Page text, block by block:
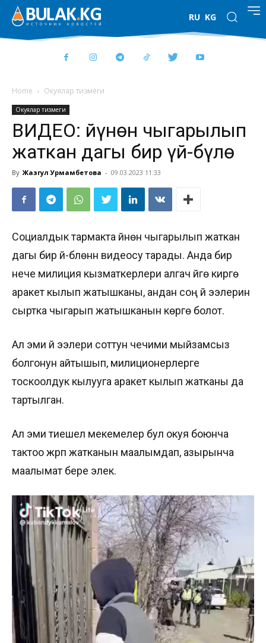
RU KG
Home Окуялар тизмеги
Окуялар тизмеги
ВИДЕО: Үйүнөн чыгарылып
жаткан дагы бир үй-бүлө
By Жазгул Урмамбетова - 09.03.2023 11:33
Социалдык тармакта үйүнөн чыгарылып жаткан
дагы бир үй-бүлөнүн видеосу тарады. Анда бир
нече милиция кызматкерлери алгач үйгө кирүүгө
аракет кылып жатышканы, андан соң үй ээлерин
сыртка чыгарып жатышканын көрүүгө болот.
Ал эми үй ээлери соттун чечими мыйзамсыз
болгонун айтышып, милиционерлерге
тоскоолдук кылууга аракет кылып жатканы да
тартылган.
Ал эми тиешелүү мекемелер бул окуя боюнча
тактоо жүрүп жатканын маалымдап, азырынча
маалымат бере элек.